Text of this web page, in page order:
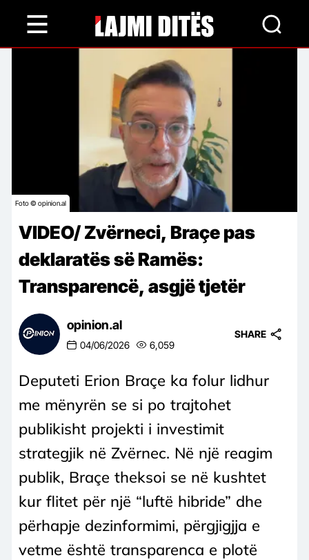
content
Foto © opinion.al
VIDEO/ Zvërneci, Braçe pas
deklaratës së Ramës:
Transparencë, asgjë tjetër
opinion.al
04/06/2026 6,059
SHARE
Deputeti Erion Braçe ka folur lidhur
me mënyrën se si po trajtohet
publikisht projekti i investimit
strategjik në Zvërnec. Në një reagim
publik, Braçe theksoi se në kushtet
kur flitet për një “luftë hibride” dhe
përhapje dezinformimi, përgjigjja e
vetme është transparenca e plotë